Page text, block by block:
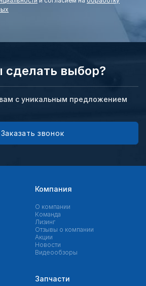
сделать выбор?
с уникальным предложением
Заказать звонок
Компания
О компании
Команда
Лизинг
Отзывы о компании
Акции
Новости
Видеообзоры
Запчасти